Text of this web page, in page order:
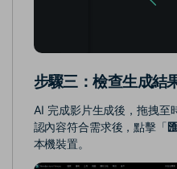
步驟三：檢查生成結
AI 完成影片生成後，拖拽至
認內容符合需求後，點擊「
本機裝置。